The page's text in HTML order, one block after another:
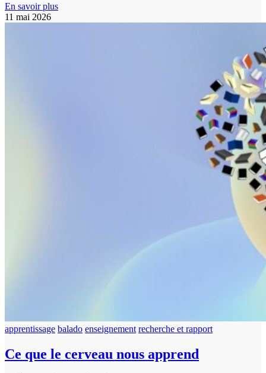
En savoir plus
11 mai 2026
apprentissage balado enseignement recherche et rapport
Ce que le cerveau nous apprend